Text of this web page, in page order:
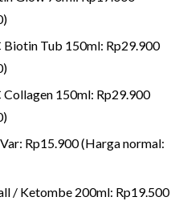
Tub 150ml: Rp29.900
150ml: Rp29.900
Rp15.900 (Harga normal:
/ Ketombe 200ml: Rp19.500